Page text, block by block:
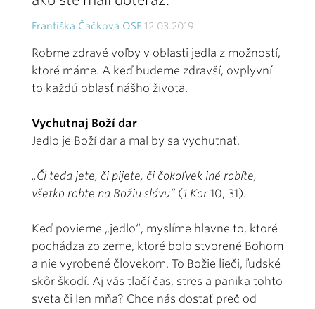
Františka Čačková OSF 12.03.2019
Robme zdravé voľby v oblasti jedla z možností,
ktoré máme. A keď budeme zdravší, ovplyvní
to každú oblasť nášho života.
Vychutnaj Boží dar
Jedlo je Boží dar a mal by sa vychutnať.
„Či teda jete, či pijete, či čokoľvek iné robíte,
všetko robte na Božiu slávu“ (1 Kor 10, 31).
Keď povieme „jedlo“, myslíme hlavne to, ktoré
pochádza zo zeme, ktoré bolo stvorené Bohom
a nie vyrobené človekom. To Božie lieči, ľudské
skôr škodí. Aj vás tlačí čas, stres a panika tohto
sveta či len mňa? Chce nás dostať preč od